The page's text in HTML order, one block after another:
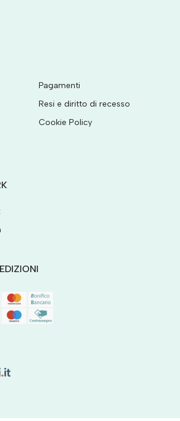
Pagamenti
Resi e diritto di recesso
Cookie Policy